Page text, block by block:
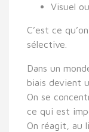
Visuel
C’est ce
sélective
Dans un
biais devient
On se
ce qui est
On réagit, au